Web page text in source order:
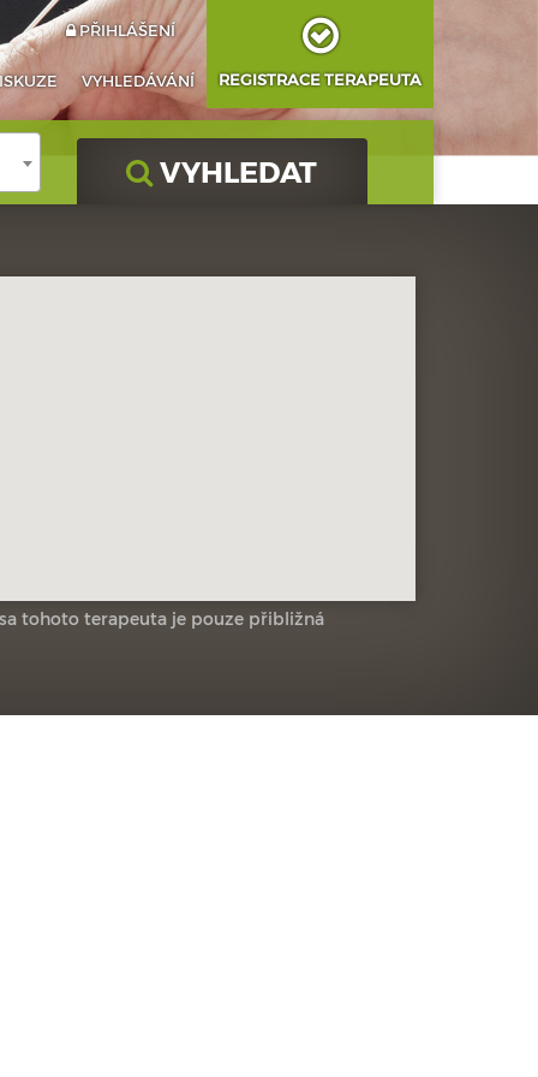
VYHLEDÁVÁNÍ
PŘIHLÁŠENÍ
REGISTRACE TERAPEUTA
VYHLEDAT
tohoto terapeuta je pouze přibližná